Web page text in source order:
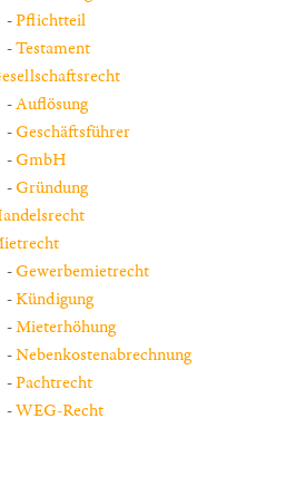
Pflichtteil
Testament
Auflösung
Geschäftsführer
GmbH
Gründung
Gewerbemietrecht
Kündigung
Mieterhöhung
Nebenkostenabrechnung
Pachtrecht
WEG-Recht